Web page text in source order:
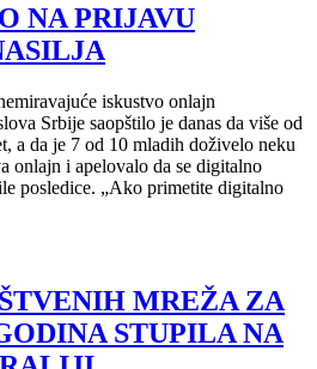
NA PRIJAVU
iskustvo onlajn
Srbije saopštilo je danas da više od
a da je 7 od 10 mladih doživelo neku
onlajn i apelovalo da se digitalno
posledice. „Ako primetite digitalno
MREŽA ZA
STUPILA NA